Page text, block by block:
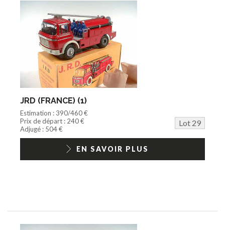
JRD (FRANCE) (1)
Estimation : 390/460 €
Prix de départ : 240 €
Lot 29
Adjugé : 504 €
EN SAVOIR PLUS